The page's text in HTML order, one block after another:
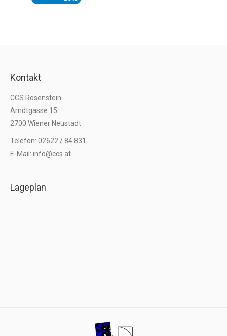
Kontakt
CCS Rosenstein
Arndtgasse 15
2700 Wiener Neustadt
Telefon: 02622 / 84 831
E-Mail: info@ccs.at
Lageplan